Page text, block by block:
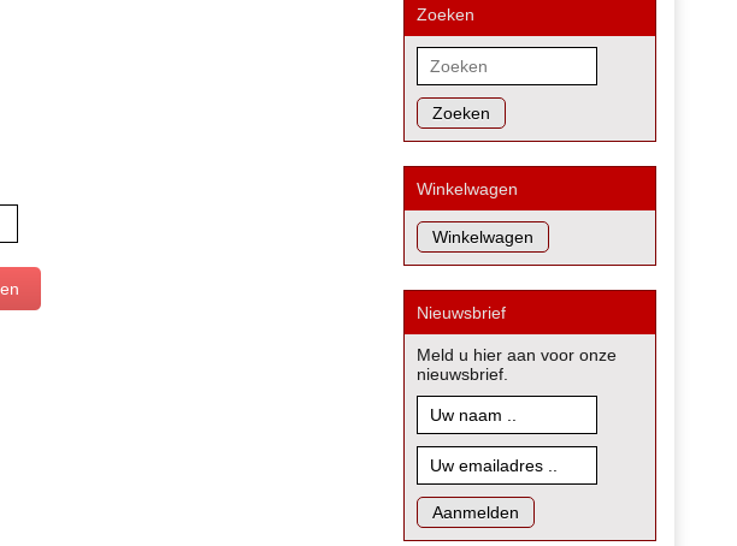
Zoeken
Zoeken
Winkelwagen
Nieuwsbrief
Meld u hier aan voor onze
nieuwsbrief.